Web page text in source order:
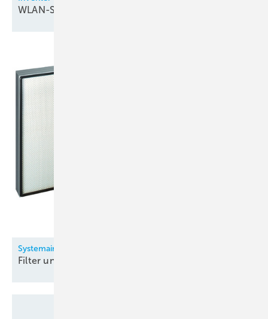
WLAN-Steuerung bei
Systemair
Filter und